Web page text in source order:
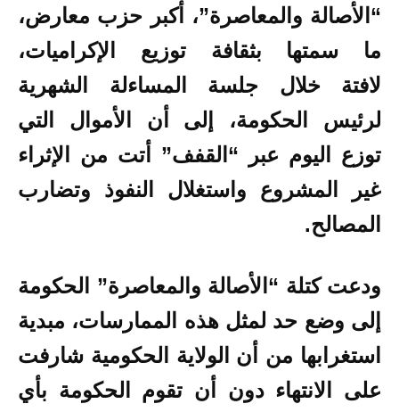
“الأصالة والمعاصرة”، أكبر حزب معارض،
ما سمتها بثقافة توزيع الإكراميات،
لافتة خلال جلسة المساءلة الشهرية
لرئيس الحكومة، إلى أن الأموال التي
توزع اليوم عبر “القفف” أتت من الإثراء
غير المشروع واستغلال النفوذ وتضارب
المصالح.
ودعت كتلة “الأصالة والمعاصرة” الحكومة
إلى وضع حد لمثل هذه الممارسات، مبدية
استغرابها من أن الولاية الحكومية شارفت
على الانتهاء دون أن تقوم الحكومة بأي